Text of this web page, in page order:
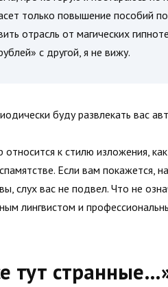
только повышение пособий
отрасль от магических
с другой, я не вижу.
буду развлекать вас
относится к стилю изложения,
Если вам покажется,
слух вас не подвел. Что не
лингвистом и
тут